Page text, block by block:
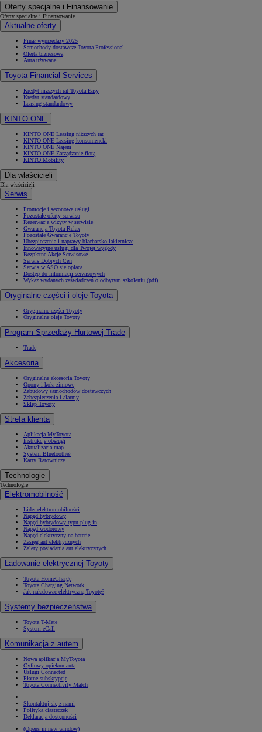
Oferty specjalne i Finansowanie
Oferty specjalne i Finansowanie
Aktualne oferty
Finał wyprzedaży 2025
Samochody dostawcze Toyota Professional
Oferta biznesowa
Auta używane
Toyota Financial Services
Kredyt niższych rat Toyota Easy
Kredyt standardowy
Leasing standardowy
KINTO ONE
KINTO ONE Leasing niższych rat
KINTO ONE Leasing konsumencki
KINTO ONE Najem
KINTO ONE Zarządzanie flotą
KINTO Mobility
Dla właścicieli
Dla właścicieli
Serwis
Promocje i sezonowe usługi
Pozostałe oferty serwisu
Rezerwacja wizyty w serwisie
Gwarancja Toyota Relax
Pozostałe Gwarancje Toyoty
Ubezpieczenia i naprawy blacharsko-lakiernicze
Innowacyjne usługi dla Twojej wygody
Bezpłatne Akcje Serwisowe
Serwis Dobrych Cen
Serwis w ASO się opłaca
Dostęp do informacji serwisowych
Wykaz wydanych zaświadczeń o odbytym szkoleniu (pdf)
Oryginalne części i oleje Toyota
Oryginalne części Toyoty
Oryginalne oleje Toyoty
Program Sprzedaży Hurtowej Trade
Trade
Akcesoria
Oryginalne akcesoria Toyoty
Opony i koła zimowe
Zabudowy samochodów dostawczych
Zabezpieczenia i alarmy
Sklep Toyoty
Strefa klienta
Aplikacja MyToyota
Instrukcje obsługi
Aktualizacja map
System Bluetooth®
Karty Ratownicze
Technologie
Technologie
Elektromobilność
Lider elektromobilności
Napęd hybrydowy
Napęd hybrydowy typu plug-in
Napęd wodorowy
Napęd elektryczny na baterię
Zasięg aut elektrycznych
Zalety posiadania aut elektrycznych
Ładowanie elektrycznej Toyoty
Toyota HomeCharge
Toyota Charging Network
Jak naładować elektryczną Toyotę?
Systemy bezpieczeństwa
Toyota T-Mate
System eCall
Komunikacja z autem
Nowa aplikacja MyToyota
Cyfrowy opiekun auta
Usługi Connected
Płatne subskrypcje
Toyota Connectivity Match
Skontaktuj się z nami
Polityka ciasteczek
Deklaracja dostępności
(Opens in new window)